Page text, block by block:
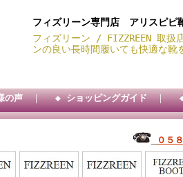
フィズリーン専門店 アリスピピ
フィズリーン / FIZZREEN 取扱
ンの良い長時間履いても快適な靴
の声 ｜ ◆ ショッピングガイド ｜
０５